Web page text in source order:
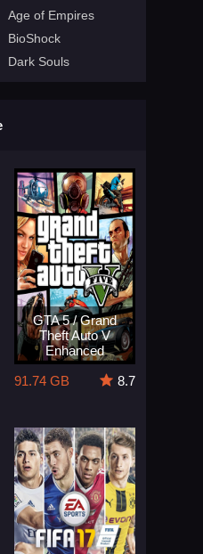
Age of Empires
BioShock
Dark Souls
GTA 5 / Grand
Theft Auto V
Enhanced
91.74 GB
8.7